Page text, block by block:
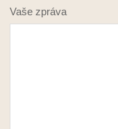
Vaše zpráva